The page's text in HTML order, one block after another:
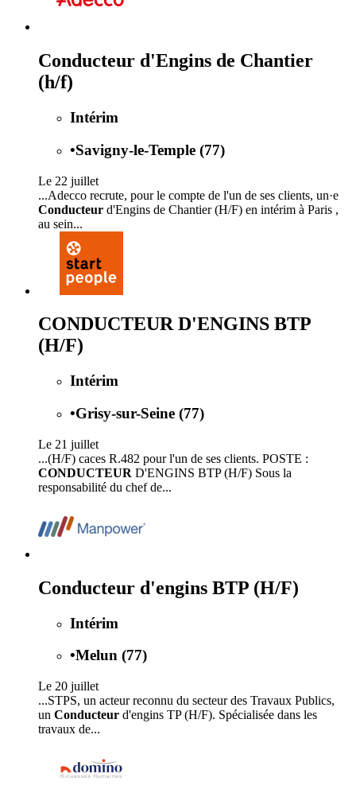
Conducteur d'Engins de Chantier
(h/f)
Intérim
•Savigny-le-Temple (77)
Le 22 juillet
...Adecco recrute, pour le compte de l'un de ses clients, un·e
Conducteur d'Engins de Chantier (H/F) en intérim à Paris ,
au sein...
CONDUCTEUR D'ENGINS BTP
(H/F)
Intérim
•Grisy-sur-Seine (77)
Le 21 juillet
...(H/F) caces R.482 pour l'un de ses clients. POSTE :
CONDUCTEUR D'ENGINS BTP (H/F) Sous la
responsabilité du chef de...
Conducteur d'engins BTP (H/F)
Intérim
•Melun (77)
Le 20 juillet
...STPS, un acteur reconnu du secteur des Travaux Publics,
un Conducteur d'engins TP (H/F). Spécialisée dans les
travaux de...